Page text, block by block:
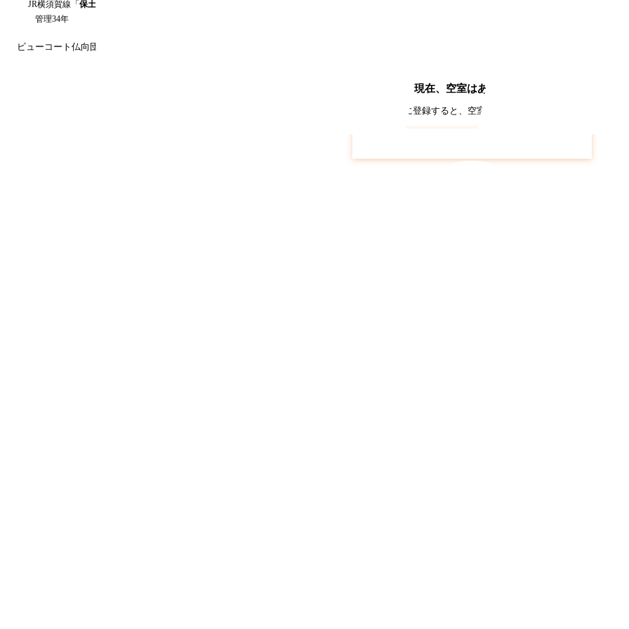
JR横須賀線 「 保土ケ谷
管理34年
ビューコート仏向 団地（
現在、空室はありません
空き待ち予約（空き通知メール）に登録すると、空室が出た際にいち早くメールでお知